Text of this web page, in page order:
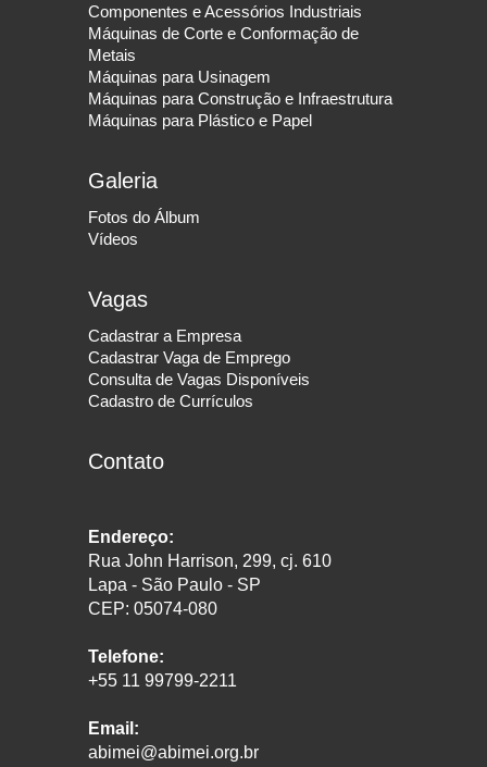
Componentes e Acessórios Industriais
Máquinas de Corte e Conformação de
Metais
Máquinas para Usinagem
Máquinas para Construção e Infraestrutura
Máquinas para Plástico e Papel
Galeria
Fotos do Álbum
Vídeos
Vagas
Cadastrar a Empresa
Cadastrar Vaga de Emprego
Consulta de Vagas Disponíveis
Cadastro de Currículos
Contato
Endereço:
Rua John Harrison, 299, cj. 610
Lapa - São Paulo - SP
CEP: 05074-080
Telefone:
+55 11 99799-2211
Email:
abimei@abimei.org.br